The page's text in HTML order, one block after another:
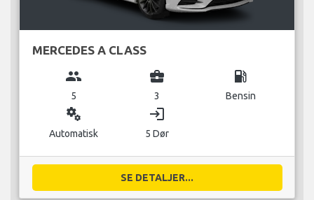
MERCEDES A CLASS
group
5
business_center
3
local_gas_station
Bensin
miscellaneous_services
Automatisk
login
5 Dør
SE DETALJER...